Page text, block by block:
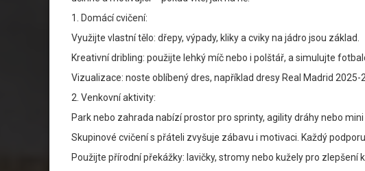
1. Domácí cvičení:
Využijte vlastní tělo: dřepy, výpady, kliky a cviky na jádro jsou základ.
Kreativní dribling: použijte lehký míč nebo i polštář, a simulujte
Vizualizace: noste oblíbený dres, například dresy Real Madrid
2. Venkovní aktivity:
Park nebo zahrada nabízí prostor pro sprinty, agility dráhy nebo
Skupinové cvičení s přáteli zvyšuje zábavu i motivaci. Každý
Použijte přírodní překážky: lavičky, stromy nebo kužely pro zlepšení